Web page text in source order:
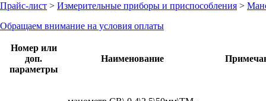
Прайс-лист > Измерительные приборы и приспособления >
Обращаем внимание на условия оплаты
Номер или
доп.
параметры
Наименование